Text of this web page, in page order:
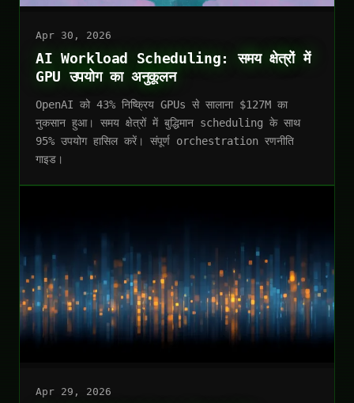
Apr 30, 2026
AI Workload Scheduling: समय क्षेत्रों में
GPU उपयोग का अनुकूलन
OpenAI को 43% निष्क्रिय GPUs से सालाना $127M का
नुकसान हुआ। समय क्षेत्रों में बुद्धिमान scheduling के साथ
95% उपयोग हासिल करें। संपूर्ण orchestration रणनीति
गाइड।
Apr 29, 2026